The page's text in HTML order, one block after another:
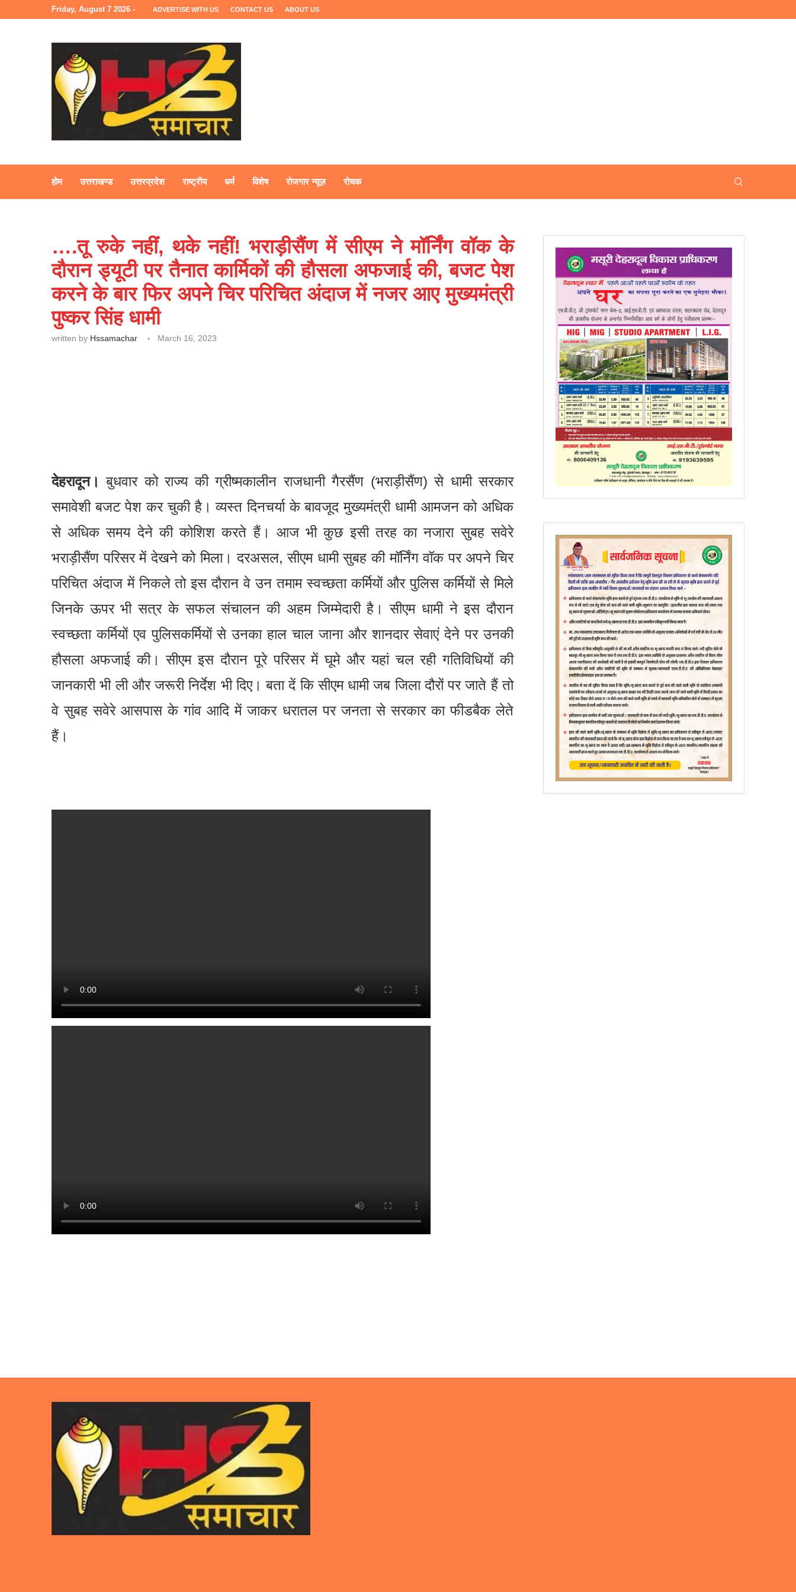
Friday, August 7 2026 - ADVERTISE WITH US CONTACT US ABOUT US
होम उत्तराखण्ड उत्तरप्रदेश राष्ट्रीय धर्म विशेष रोजगार न्यूज़ रोचक
….तू रुके नहीं, थके नहीं! भराड़ीसैंण में सीएम ने मॉर्निंग वॉक के
दौरान ड्यूटी पर तैनात कार्मिकों की हौसला अफजाई की, बजट पेश
करने के बार फिर अपने चिर परिचित अंदाज में नजर आए मुख्यमंत्री
पुष्कर सिंह धामी
written by Hssamachar March 16, 2023
देहरादून।बुधवार को राज्य की ग्रीष्मकालीन राजधानी गैरसैंण (भराड़ीसैंण) से धामी सरकार
समावेशी बजट पेश कर चुकी है। व्यस्त दिनचर्या के बावजूद मुख्यमंत्री धामी आमजन को अधिक
से अधिक समय देने की कोशिश करते हैं। आज भी कुछ इसी तरह का नजारा सुबह सवेरे
भराड़ीसैंण परिसर में देखने को मिला। दरअसल, सीएम धामी सुबह की मॉर्निंग वॉक पर अपने चिर
परिचित अंदाज में निकले तो इस दौरान वे उन तमाम स्वच्छता कर्मियों और पुलिस कर्मियों से मिले
जिनके ऊपर भी सत्र के सफल संचालन की अहम जिम्मेदारी है। सीएम धामी ने इस दौरान
स्वच्छता कर्मियों एव पुलिसकर्मियों से उनका हाल चाल जाना और शानदार सेवाएं देने पर उनकी
हौसला अफजाई की। सीएम इस दौरान पूरे परिसर में घूमे और यहां चल रही गतिविधियों की
जानकारी भी ली और जरूरी निर्देश भी दिए। बता दें कि सीएम धामी जब जिला दौरों पर जाते हैं तो
वे सुबह सवेरे आसपास के गांव आदि में जाकर धरातल पर जनता से सरकार का फीडबैक लेते
हैं।